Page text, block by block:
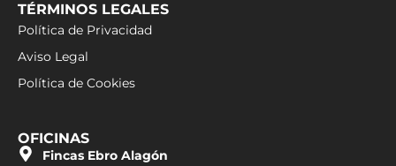
TÉRMINOS LEGALES
Política de Privacidad
Aviso Legal
Política de Cookies
OFICINAS
Fincas Ebro Alagón